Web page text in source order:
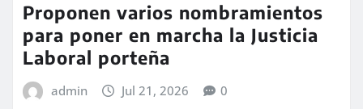
Proponen varios nombramientos
para poner en marcha la Justicia
Laboral porteña
admin Jul 21, 2026 0